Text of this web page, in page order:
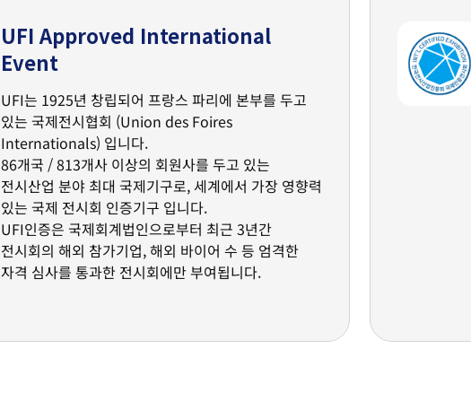
UFI Approved International
Event
UFI는 1925년 창립되어 프랑스 파리에 본부를 두고
있는 국제전시협회 (Union des Foires
Internationals) 입니다.
86개국 / 813개사 이상의 회원사를 두고 있는
전시산업 분야 최대 국제기구로, 세계에서 가장 영향력
있는 국제 전시회 인증기구 입니다.
UFI인증은 국제회계법인으로부터 최근 3년간
전시회의 해외 참가기업, 해외 바이어 수 등 엄격한
자격 심사를 통과한 전시회에만 부여됩니다.